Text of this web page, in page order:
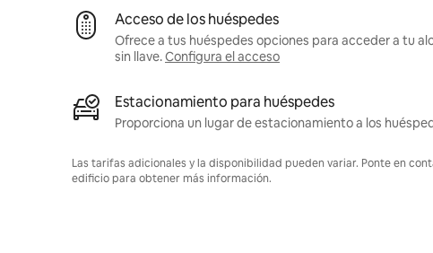
Acceso de los huéspedes
Ofrece a tus huéspedes opciones para acceder a tu
sin llave.Configura el acceso
Estacionamiento para huéspedes
Proporciona un lugar de estacionamiento a los
Las tarifas adicionales y la disponibilidad pueden variar. Ponte en
edificio para obtener más información.